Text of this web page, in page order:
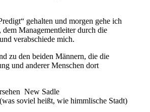
gehalten und morgen gehe ich
dem Managementleiter durch die
verabschiede mich.
zu den beiden Männern, die die
und anderer Menschen dort
New Sadle
soviel heißt, wie himmlische Stadt)